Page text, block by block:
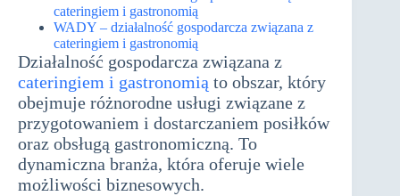
cateringiem i gastronomią
WADY – działalność gospodarcza związana z
cateringiem i gastronomią
Działalność gospodarcza związana z
cateringiem i gastronomią to obszar, który
obejmuje różnorodne usługi związane z
przygotowaniem i dostarczaniem posiłków
oraz obsługą gastronomiczną. To
dynamiczna branża, która oferuje wiele
możliwości biznesowych.